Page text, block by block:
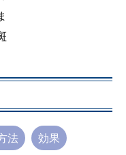
法 効果